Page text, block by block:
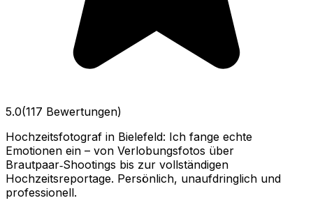
5.0(117 Bewertungen)
Hochzeitsfotograf in Bielefeld: Ich fange echte
Emotionen ein – von Verlobungsfotos über
Brautpaar‑Shootings bis zur vollständigen
Hochzeitsreportage. Persönlich, unaufdringlich und
professionell.